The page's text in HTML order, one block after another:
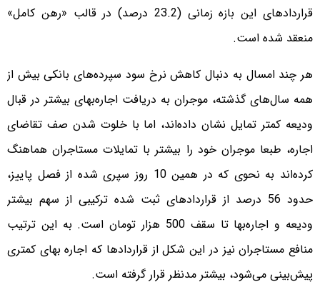
قراردادهای این بازه زمانی (23.2 درصد) در قالب «رهن کامل»
منعقد شده است.
هر چند امسال به دنبال کاهش نرخ سود سپرده‌های بانکی بیش از
همه سال‌های گذشته، موجران به دریافت اجاره‌بهای بیشتر در قبال
ودیعه کمتر تمایل نشان داده‌اند، اما با خلوت شدن صف تقاضای
اجاره، طبعا موجران خود را بیشتر با تمایلات مستاجران هماهنگ
کرده‌اند به نحوی که در همین 10 روز سپری شده از فصل پاییز،
حدود 56 درصد از قراردادهای ثبت شده ترکیبی از سهم بیشتر
ودیعه و اجاره‌بها تا سقف 500 هزار تومان است. به این ترتیب
منافع مستاجران نیز در این شکل از قراردادها که اجاره بهای کمتری
پیش‌بینی می‌شود، بیشتر مدنظر قرار گرفته است.